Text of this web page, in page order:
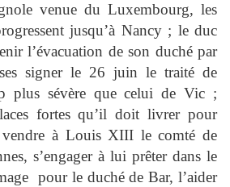
venue du Luxembourg, les
jusqu’à Nancy ; le duc
l’évacuation de son duché par
signer le 26 juin le traité de
plus sévère que celui de Vic ;
fortes qu’il doit livrer pour
à Louis XIII le comté de
s’engager à lui prêter dans le
pour le duché de Bar, l’aider